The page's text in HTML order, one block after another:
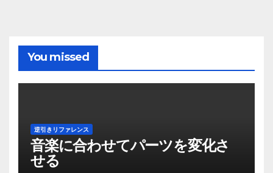
You missed
逆引きリファレンス
音楽に合わせてパーツを変化さ
せる